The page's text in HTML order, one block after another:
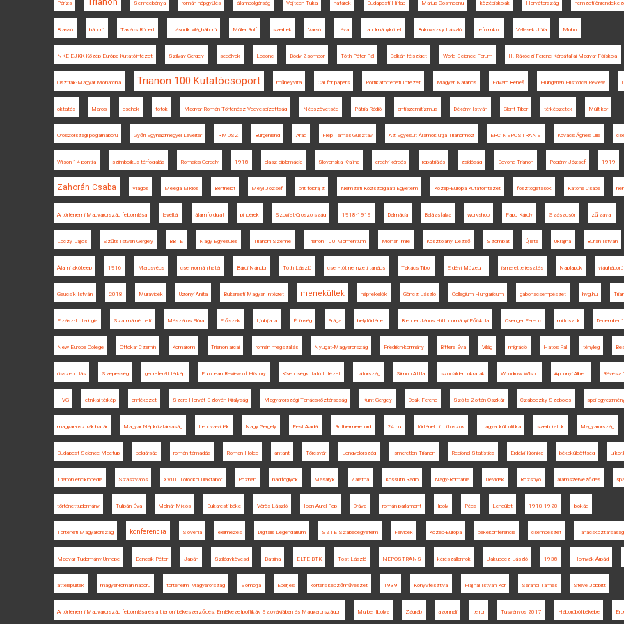
Párizs Selmecbánya román népgyűlés állampolgárság Vojtech Tuka határok Budapesti Hírlap Marius Cosmeanu középiskolák Horvátország nemzeti
Brassó háború Takács Róbert második világháború Müller Rolf szerbek Varsó Léva tanulmánykötet Bukovszky László reformkor Vallasek Júlia Mohol
NKE EJKK Közép-Európa Kutatóintézet Szilvay Gergely segélyek Losonc Bódy Zsombor Tóth Péter Pál Balkán-félsziget World Science Forum II. Rákóczi Ferenc Kárpátaljai Magyar Főiskola
Osztrák-Magyar Monarchia Trianon 100 Kutatócsoport műhelyvita Call for papers Politikatörténeti Intézet Magyar Narancs Edvard Beneš Hungarian Historical Review
oktatás Maros csehek tótok Magyar-Román Történész Vegyesbizottság Népszövetség Pátria Rádió antiszemitizmus Dékány István Glant Tibor térképzetek Múlt-kor
Oroszországi polgárháború Győri Egyházmegyei Levéltár RMDSZ Burgenland Arad Filep Tamás Gusztáv Az Egyesült Államok útja Trianonhoz ERC NEPOSTRANS Kovács Ágnes Lilla
Wilson 14 pontja szimbolikus térfoglalás Romsics Gergely 1918 olasz diplomácia Slovenska Krajina erdélyi kérdés repatriálás zsidóság Beyond Trianon Pogány József 1919
Zahorán Csaba Világos Melega Miklós Berthelot Mélyi József brit földrajz Nemzeti Közszolgálati Egyetem Közép-Európa Kutatóintézet fosztogatások Katona Csaba
A történelmi Magyarország felbomlása levéltár államfordulat pincérek Szovjet-Oroszország 1918-1919 Dalmácia Balázsfalva workshop Papp Károly Szászcsór zűrzavar
Lóczy Lajos Szűts István Gergely BBTE Nagy Egyesülés Trianoni Szemle Trianon 100 Momentum Molnár Imre Kosztolányi Dezső Szombat Újléta Ukrajna Burián István
Állami lakótelep 1916 Marosvécs cseh-román határ Bárdi Nándor Tóth László cseh-tót nemzeti tanács Takács Tibor Erdélyi Múzeum ismeretterjesztés Napilapok világháború
Gaucsík István 2018 Muravidék Uzonyi Anita Bukaresti Magyar Intézet menekültek népfelkelők Göncz László Collegium Hungaricum gabonacsempészet hvg.hu
Elzász-Lotaringia Szatmárnémeti Mészáros Flóra Erőszak Ljubljana Éhínség Prága helytörténet Brenner János Hittudományi Főiskola Csenger Ferenc mítoszok December 1
New Europe College Ottokar Czernin Komárom Trianon arcai román megszállás Nyugat-Magyarország Friedrich-kormány Bittera Éva Világ migráció Hatos Pál tényleg
összeomlás Szepesség georeferált térkép European Review of History Kisebbségkutató Intézet hátország Simon Attila szociáldemokraták Woodrow Wilson Apponyi Albert Révész
HVG etnikai térkép emlékezet Szerb-Horvát-Szlovén Királyság Magyarországi Tanácsköztársaság Kunt Gergely Deák Ferenc Szőts Zoltán Oszkár Czáboczky Szabolcs spai
magyar-osztrák határ Magyar Népköztársaság Lendva-vidék Nagy Gergely Fest Aladár Rothermere lord 24.hu történelmi mítoszok magyar külpolitika szerb iratok Magyarország
Budapest Science Meetup polgárság román támadás Roman Holec antant Törcsvár Lengyelország Ismeretlen Trianon Regional Statistics Erdélyi Krónika békeküldöttség
Trianon enciklopédia Szászváros XVIII. Torockói Diáktábor Poznan hadifoglyok Masaryk Zalatna Kossuth Rádió Nagy-Románia Délvidék Rozsnyó államszerveződés
történettudomány Tulipán Éva Molnár Miklós Bukaresti béke Vörös László Ioan-Aurel Pop Dráva román parlament Ipoly Pécs Lendület 1918-1920 blokád
Történeti Magyarország konferencia Slovenia élelmezés Digitális Legendárium SZTE Szabadegyetem Felvidék Közép-Európa békekonferencia csempészet Tanácsköztársaság
Magyar Tudomány Ünnepe Bencsik Péter Japán Szilágykövesd Batrina ELTE BTK Tost László NEPOSTRANS kérészállamok Jakubecz László 1938 Hornyák Árpád
áttelepültek magyar-román háború történelmi Magyarország Somorja Eperjes kortárs képzőművészet 1939 Könyvfesztivál Hajnal István Kör Sárándi Tamás Steve Jobbitt
A történelmi Magyarország felbomlása és a trianoni békeszerződés. Emlékezetpolitikák Szlovákiában és Magyarországon Murber Ibolya Zágráb azonnali terror Tusványos 2017 Háborúból békébe